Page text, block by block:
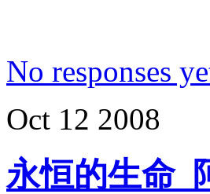
No responses
Oct 12 2008
永恒的生命_